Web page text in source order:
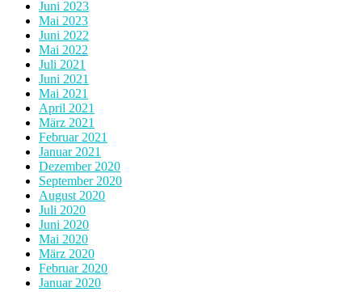
Juni 2023
Mai 2023
Juni 2022
Mai 2022
Juli 2021
Juni 2021
Mai 2021
April 2021
März 2021
Februar 2021
Januar 2021
Dezember 2020
September 2020
August 2020
Juli 2020
Juni 2020
Mai 2020
März 2020
Februar 2020
Januar 2020